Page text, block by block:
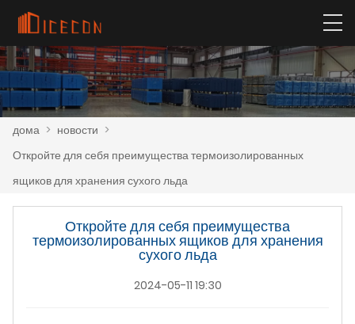
дома > новости >
Откройте для себя преимущества термоизолированных
ящиков для хранения сухого льда
Откройте для себя преимущества
термоизолированных ящиков для хранения
сухого льда
2024-05-11 19:30